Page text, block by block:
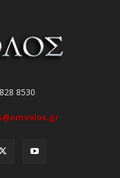
8530